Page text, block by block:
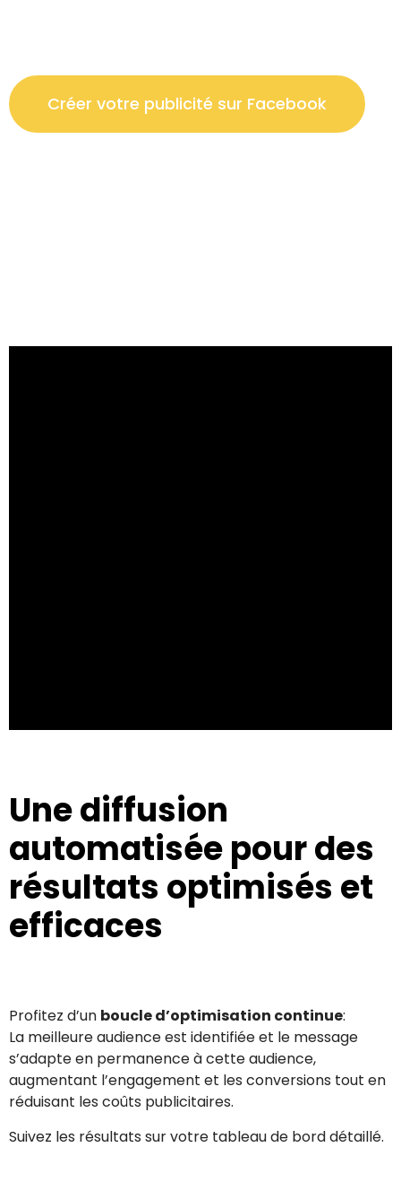
Créer votre publicité sur Facebook
Une diffusion
automatisée pour des
résultats optimisés et
efficaces
Profitez d’un boucle d’optimisation continue:
La meilleure audience est identifiée et le message
s’adapte en permanence à cette audience,
augmentant l’engagement et les conversions tout en
réduisant les coûts publicitaires.
Suivez les résultats sur votre tableau de bord détaillé.